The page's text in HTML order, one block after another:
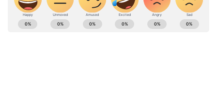
ABOUT THE AUTHOR